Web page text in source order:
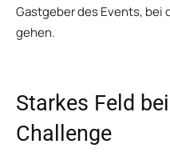
Gastgeber des Events, bei
gehen.
Starkes Feld
Challenge